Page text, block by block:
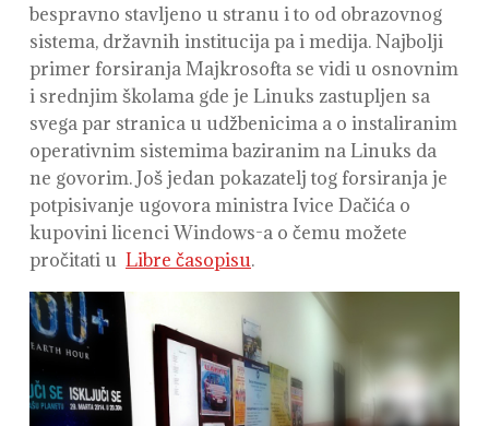
bespravno stavljeno u stranu i to od obrazovnog
sistema, državnih institucija pa i medija. Najbolji
primer forsiranja Majkrosofta se vidi u osnovnim
i srednjim školama gde je Linuks zastupljen sa
svega par stranica u udžbenicima a o instaliranim
operativnim sistemima baziranim na Linuks da
ne govorim. Još jedan pokazatelj tog forsiranja je
potpisivanje ugovora ministra Ivice Dačića o
kupovini licenci Windows-a o čemu možete
pročitati u Libre časopisu.